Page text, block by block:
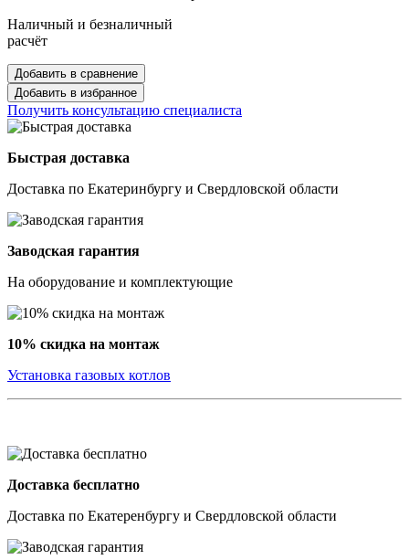
Наличный и безналичный
расчёт
Добавить в сравнение
Добавить в избранное
Получить консультацию специалиста
Быстрая доставка
Доставка по Екатеринбургу и Свердловской области
Заводская гарантия
На оборудование и комплектующие
10% скидка на монтаж
Установка газовых котлов
Доставка бесплатно
Доставка по Екатеренбургу и Свердловской области